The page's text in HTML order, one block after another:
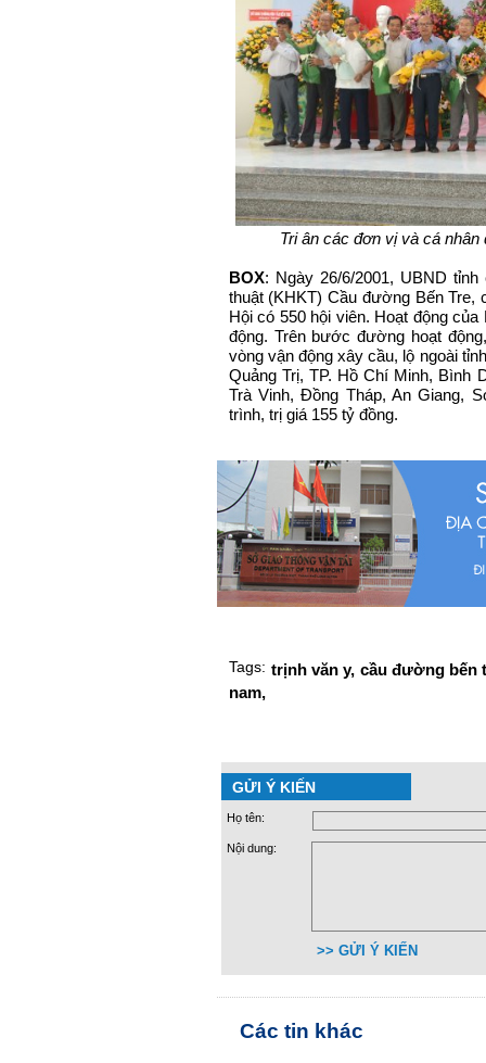
Tri ân các đơn vị và cá
BOX: Ngày 26/6/2001, UBND
thuật (KHKT) Cầu đường Bến Tre,
Hội có 550 hội viên. Hoạt động
động. Trên bước đường hoạt
vòng vận động xây cầu, lộ ngoài
Quảng Trị, TP. Hồ Chí Minh, Bình
Trà Vinh, Đồng Tháp, An Giang,
trình, trị giá 155 tỷ đồng.
Tags: trịnh văn y, cầu đường bến
nam,
GỬI Ý KIẾN
Họ tên:
Nội dung:
>> GỬI Ý KIẾN
Các tin khác